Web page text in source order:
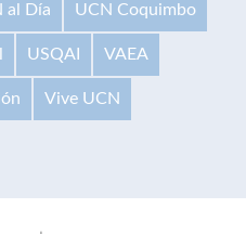
al Día UCN Coquimbo
USQAI VAEA
Vive UCN